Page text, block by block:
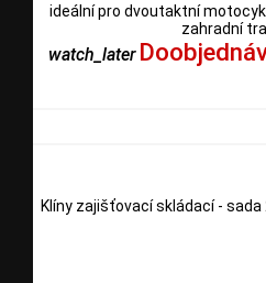
ideální pro dvoutaktní
zahradní
watch_later
Klíny zajišťovací skládací - sada